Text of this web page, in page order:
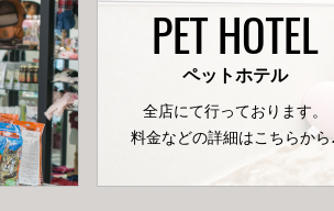
PET HOTEL
ペットホテル
全店にて行っております。
料金などの詳細はこちらから